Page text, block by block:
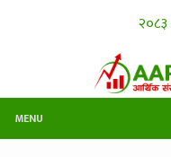
MENU